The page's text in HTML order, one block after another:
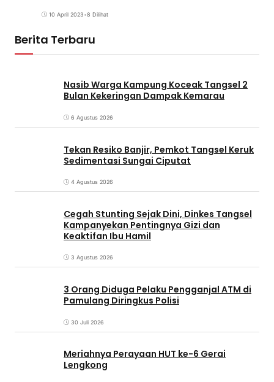
10 April 2023•8 Dilihat
Berita Terbaru
Nasib Warga Kampung Koceak Tangsel 2
Bulan Kekeringan Dampak Kemarau
6 Agustus 2026
Tekan Resiko Banjir, Pemkot Tangsel Keruk
Sedimentasi Sungai Ciputat
4 Agustus 2026
Cegah Stunting Sejak Dini, Dinkes Tangsel
Kampanyekan Pentingnya Gizi dan
Keaktifan Ibu Hamil
3 Agustus 2026
3 Orang Diduga Pelaku Pengganjal ATM di
Pamulang Diringkus Polisi
30 Juli 2026
Meriahnya Perayaan HUT ke-6 Gerai
Lengkong